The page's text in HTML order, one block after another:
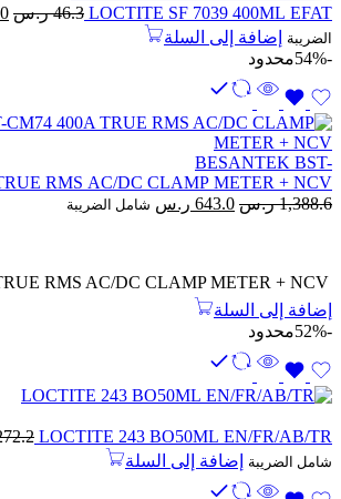
LOCTITE SF 7039 400ML EFAT
46.3 ر.س
الضريبة
إضافة إلى السلة
-54%
محدود
BESANTEK BST-
RMS AC/DC CLAMP METER + NCV
1,388.6 ر.س السعر
643.0 ر.س السعر
شامل الضريبة
RMS AC/DC CLAMP METER + NCV
إضافة إلى السلة
-52%
محدود
LOCTITE 243 BO50ML EN/FR/AB/TR
شامل الضريبة إضافة إلى السلة